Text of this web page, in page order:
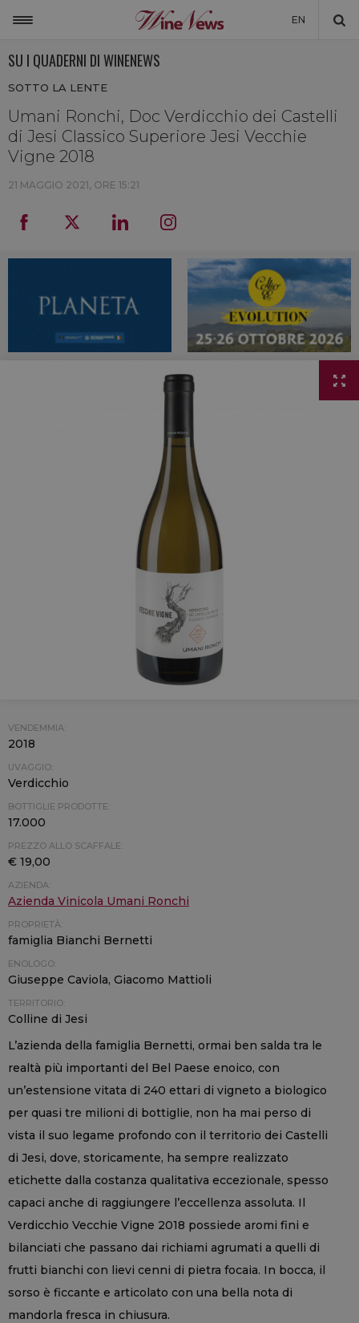
EN
NON SOLO VINO
LA CANTINA DI WINENEWS
DICONO DI NOI
SU I QUADERNI DI WINENEWS
SOTTO LA LENTE
Umani Ronchi, Doc Verdicchio dei Castelli
di Jesi Classico Superiore Jesi Vecchie
Vigne 2018
21 MAGGIO 2021, ORE 15:21
VENDEMMIA:
2018
UVAGGIO:
Verdicchio
BOTTIGLIE PRODOTTE:
17.000
PREZZO ALLO SCAFFALE:
€ 19,00
AZIENDA:
Azienda Vinicola Umani Ronchi
PROPRIETÀ:
famiglia Bianchi Bernetti
ENOLOGO:
Giuseppe Caviola, Giacomo Mattioli
TERRITORIO:
Colline di Jesi
L’azienda della famiglia Bernetti, ormai ben salda tra le
realtà più importanti del Bel Paese enoico, con
un’estensione vitata di 240 ettari di vigneto a biologico
per quasi tre milioni di bottiglie, non ha mai perso di
vista il suo legame profondo con il territorio dei Castelli
di Jesi, dove, storicamente, ha sempre realizzato
etichette dalla costanza qualitativa eccezionale, spesso
capaci anche di raggiungere l’eccellenza assoluta. Il
Verdicchio Vecchie Vigne 2018 possiede aromi fini e
bilanciati che passano dai richiami agrumati a quelli di
frutti bianchi con lievi cenni di pietra focaia. In bocca, il
sorso è ficcante e articolato con una bella nota di
mandorla fresca in chiusura.